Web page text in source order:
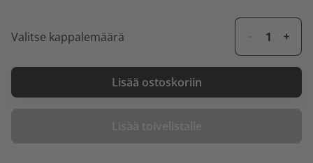
Valitse kappalemäärä
Lisää ostoskoriin
Lisää toivelistalle